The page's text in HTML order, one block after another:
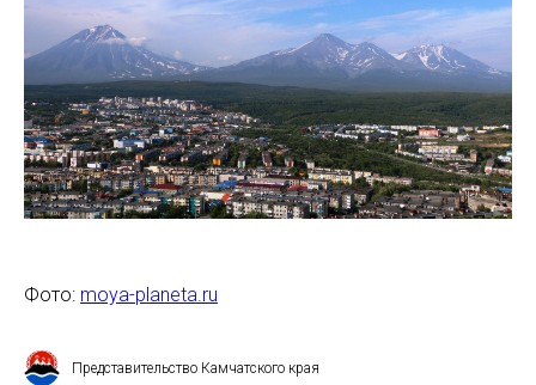
Фото: moya-planeta.ru
Представительство Камчатского края